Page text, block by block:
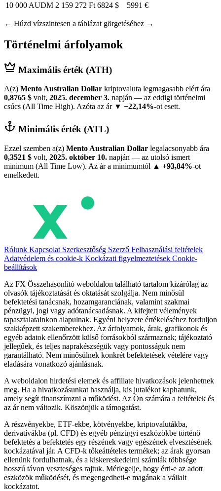
10 000 AUDM 2 159 272 Ft 6824 $ 5991 €
← Húzd vízszintesen a táblázat görgetéséhez →
Történelmi árfolyamok
Maximális érték (ATH)
A(z) Mento Australian Dollar kriptovaluta legmagasabb elért ára
0,8765 $ volt, 2025. december 3. napján — az eddigi történelmi
csúcs (All Time High). Azóta az ár ▼ −22,14%-ot esett.
Minimális érték (ATL)
Ezzel szemben a(z) Mento Australian Dollar legalacsonyabb ára
0,3521 $ volt, 2025. október 10. napján — az utolsó ismert
minimum (All Time Low). Az ár a minimumtól ▲ +93,84%-ot
emelkedett.
Rólunk Kapcsolat Szerkesztőség Szerző Felhasználási feltételek
Adatvédelem és cookie-k Kockázati figyelmeztetések Cookie-
beállítások
Az FX Összehasonlító weboldalon található tartalom kizárólag az
olvasók tájékoztatását és oktatását szolgálja. Nem minősül
befektetési tanácsnak, hozamgaranciának, valamint szakmai
pénzügyi, jogi vagy adótanácsadásnak. A kifejtett vélemények
tapasztalatainkon alapulnak. Egyéni helyzete értékeléséhez forduljon
szakképzett szakemberekhez. Az árfolyamok, árak, grafikonok és
egyéb adatok ellenőrzött külső forrásokból származnak; tájékoztató
jellegűek, és teljes naprakészségük vagy pontosságuk nem
garantálható. Nem minősülnek konkrét befektetések vételére vagy
eladására vonatkozó ajánlásnak.
A weboldalon hirdetési elemek és affiliate hivatkozások jelenhetnek
meg. Ha a hivatkozásunkat használja, kis jutalékot kaphatunk,
amely segít finanszírozni a működést. Az Ön számára a feltételek és
az ár nem változik. Köszönjük a támogatást.
A részvényekbe, ETF-ekbe, kötvényekbe, kriptovalutákba,
derivatívákba (pl. CFD) és egyéb pénzügyi eszközökbe történő
befektetés a befektetés egy részének vagy egészének elvesztésének
kockázatával jár. A CFD-k tőkeáttételes termékek; az árak gyorsan
ellenünk fordulhatnak, és a kiskereskedelmi számlák többsége
hosszú távon veszteséges rajtuk. Mérlegelje, hogy érti-e az adott
eszközök működését, és megengedheti-e magának a vállalt
kockázatot.